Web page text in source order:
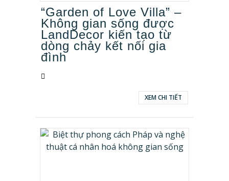
“Garden of Love Villa” –
Không gian sống được
LandDecor kiến tạo từ
dòng chảy kết nối gia
đình
XEM CHI TIẾT